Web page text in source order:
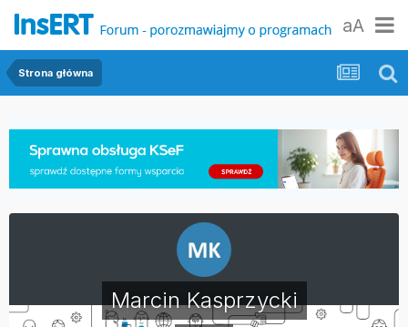
aA
Strona główna
Marcin Kasprzycki